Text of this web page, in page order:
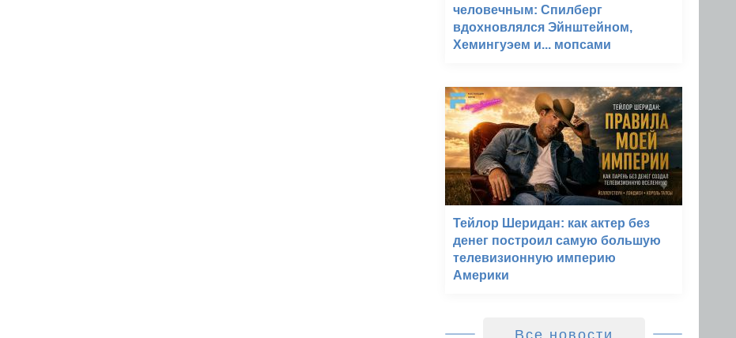
человечным: Спилберг
вдохновлялся Эйнштейном,
Хемингуэем и... мопсами
Тейлор Шеридан: как актер без
денег построил самую большую
телевизионную империю
Америки
Все новости